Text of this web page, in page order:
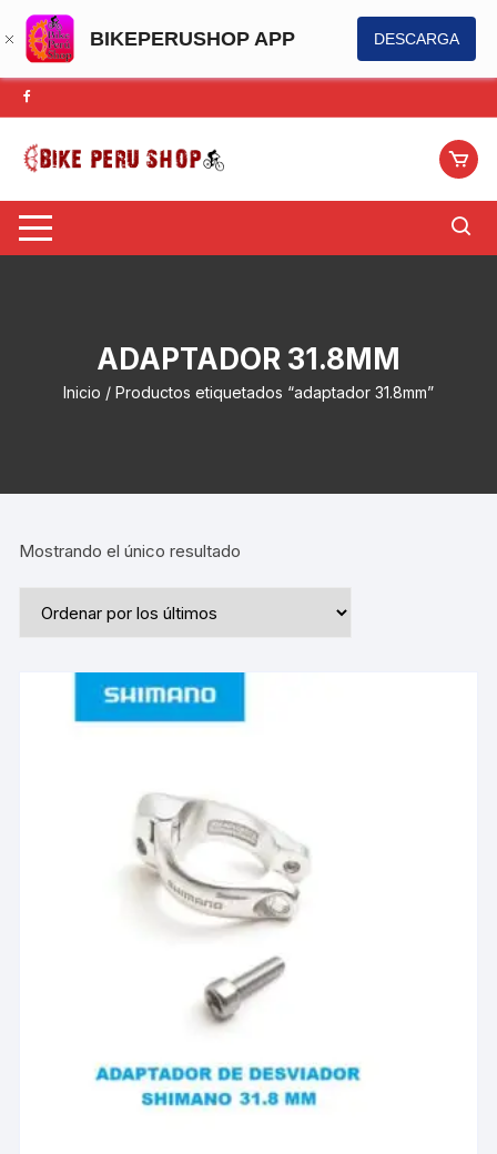
BIKEPERUSHOP APP DESCARGA
Saltar
al
contenido
ADAPTADOR 31.8MM
Inicio / Productos etiquetados “adaptador 31.8mm”
Mostrando el único resultado